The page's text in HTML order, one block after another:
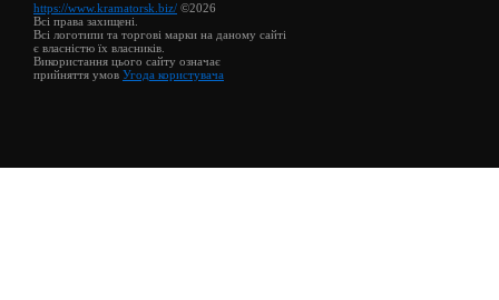
https://www.kramatorsk.biz/ ©2026
Всі права захищені.
Всі логотипи та торгові марки на даному сайті
є власністю їх власників.
Використання цього сайту означає
прийняття умов Угода користувача